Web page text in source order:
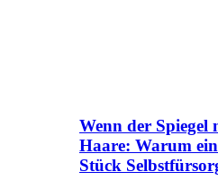
Wenn der Spiegel
Haare: Warum
Stück